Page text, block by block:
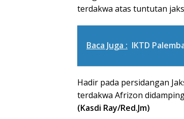
terdakwa atas tuntutan
Baca Juga : IKTD
Hadir pada persidangan
terdakwa Afrizon
(Kasdi Ray/Red.Jm)